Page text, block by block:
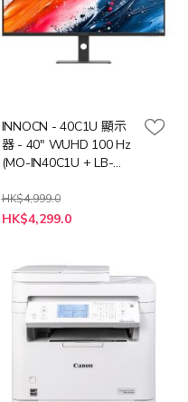
INNOCN - 40C1U 顯示
器 - 40" WUHD 100 Hz
(MO-IN40C1U + LB-
HK$4,999.0
特
殊
HK$4,299.0